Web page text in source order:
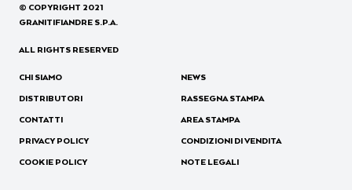
© COPYRIGHT 2021
GRANITIFIANDRE S.P.A.
ALL RIGHTS RESERVED
CHI SIAMO
DISTRIBUTORI
CONTATTI
PRIVACY POLICY
COOKIE POLICY
NEWS
RASSEGNA STAMPA
AREA STAMPA
CONDIZIONI DI VENDITA
NOTE LEGALI